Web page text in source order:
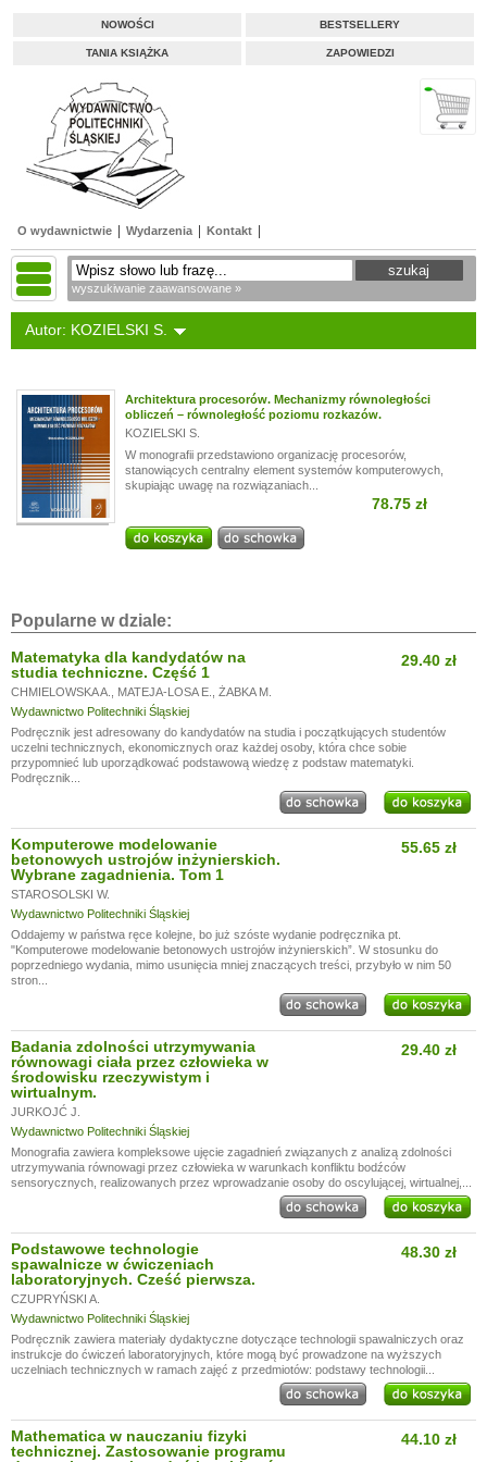
NOWOŚCI BESTSELLERY
TANIA KSIĄŻKA ZAPOWIEDZI
O wydawnictwie Wydarzenia Kontakt
wyszukiwanie zaawansowane »
Autor: KOZIELSKI S.
Architektura procesorów. Mechanizmy równoległości
obliczeń – równoległość poziomu rozkazów.
KOZIELSKI S.
W monografii przedstawiono organizację procesorów,
stanowiących centralny element systemów komputerowych,
skupiając uwagę na rozwiązaniach...
78.75 zł
Popularne w dziale:
Matematyka dla kandydatów na
studia techniczne. Część 1
CHMIELOWSKA A. MATEJA-LOSA E.
ŻABKA M.
Wydawnictwo Politechniki Śląskiej
29.40 zł
Podręcznik jest adresowany do kandydatów na studia i początkujących studentów
uczelni technicznych, ekonomicznych oraz każdej osoby, która chce sobie
przypomnieć lub uporządkować podstawową wiedzę z podstaw matematyki.
Podręcznik...
Komputerowe modelowanie
betonowych ustrojów inżynierskich.
Wybrane zagadnienia. Tom 1
STAROSOLSKI W.
Wydawnictwo Politechniki Śląskiej
55.65 zł
Oddajemy w państwa ręce kolejne, bo już szóste wydanie podręcznika pt.
"Komputerowe modelowanie betonowych ustrojów inżynierskich”. W stosunku do
poprzedniego wydania, mimo usunięcia mniej znaczących treści, przybyło w nim 50
stron...
Badania zdolności utrzymywania
równowagi ciała przez człowieka w
środowisku rzeczywistym i
wirtualnym.
JURKOJĆ J.
Wydawnictwo Politechniki Śląskiej
29.40 zł
Monografia zawiera kompleksowe ujęcie zagadnień związanych z analizą zdolności
utrzymywania równowagi przez człowieka w warunkach konfliktu bodźców
sensorycznych, realizowanych przez wprowadzanie osoby do oscylującej, wirtualnej,...
Podstawowe technologie
spawalnicze w ćwiczeniach
laboratoryjnych. Cześć pierwsza.
CZUPRYŃSKI A.
Wydawnictwo Politechniki Śląskiej
48.30 zł
Podręcznik zawiera materiały dydaktyczne dotyczące technologii spawalniczych oraz
instrukcje do ćwiczeń laboratoryjnych, które mogą być prowadzone na wyższych
uczelniach technicznych w ramach zajęć z przedmiotów: podstawy technologii...
Mathematica w nauczaniu fizyki
technicznej. Zastosowanie programu
44.10 zł